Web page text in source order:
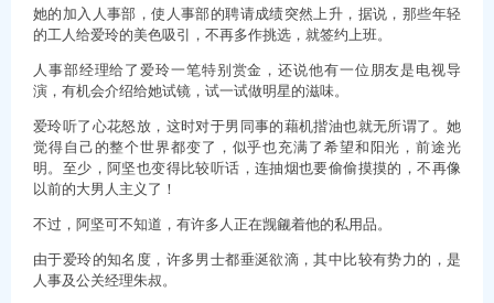
她的加入人事部，使人事部的聘请成绩突然上升，据说，那些年轻
的工人给爱玲的美色吸引，不再多作挑选，就签约上班。
人事部经理给了爱玲一笔特别赏金，还说他有一位朋友是电视导
演，有机会介绍给她试镜，试一试做明星的滋味。
爱玲听了心花怒放，这时对于男同事的藉机揩油也就无所谓了。她
觉得自己的整个世界都变了，似乎也充满了希望和阳光，前途光
明。至少，阿坚也变得比较听话，连抽烟也要偷偷摸摸的，不再像
以前的大男人主义了！
不过，阿坚可不知道，有许多人正在觊觎着他的私用品。
由于爱玲的知名度，许多男士都垂涎欲滴，其中比较有势力的，是
人事及公关经理朱叔。